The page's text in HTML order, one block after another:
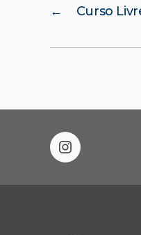
← Curso
instagram